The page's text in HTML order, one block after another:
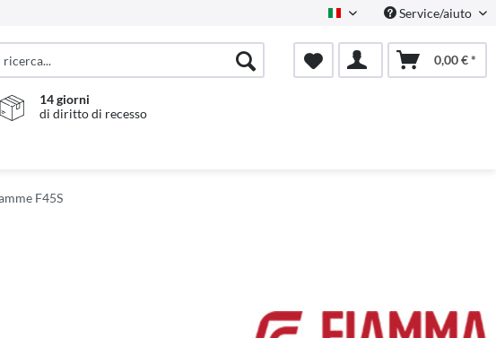
ItalienischService/aiuto
0,00 € *
14 giorni
di diritto di recesso
F45S